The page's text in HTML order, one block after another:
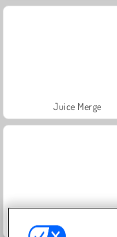
Juice Merge
Trollface Quest: USA 2